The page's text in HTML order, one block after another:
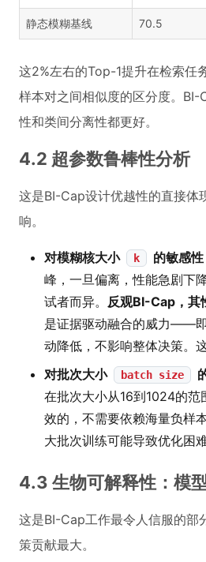
静态模糊基线 70.5
这2%左右的Top-1提升在检索任
样本对之间相似度的区分度。
性和类间分离性都更好。
4.2 超参数鲁棒性分析
这是BI-Cap设计优越性的直接
响。
对模糊核大小 k 的敏感性
峰，一旦偏离，性能急剧下
试者而异。 反观BI-Cap，其
是证据驱动融合的威力——
动降低，不影响整体决策。
对批次大小
batch size
在批次大小从16到1024的
效的，不需要依赖海量负样
大批次训练可能导致优化困
4.3 生物可解释性：模
这是BI-Cap工作最令人信服的部
策贡献最大。